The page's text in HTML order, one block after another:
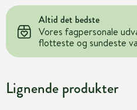
Altid det bedste
Vores fagpersonale
flotteste og sundeste
Lignende produkter